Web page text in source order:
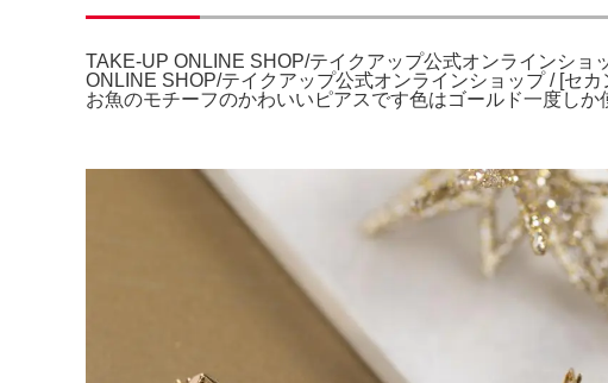
TAKE-UP ONLINE SHOP/テイクアップ公式オンラインシ
ONLINE SHOP/テイクアップ公式オンラインショップ / [セ
お魚のモチーフのかわいいピアスです色はゴールド一度し